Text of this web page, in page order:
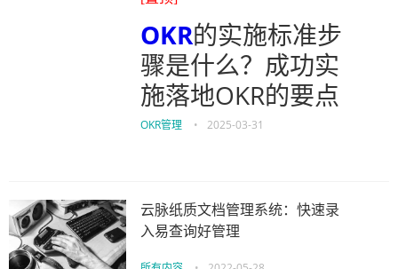
OKR的实施标准步
骤是什么？成功实
施落地OKR的要点
OKR管理 • 2025-03-31
云脉纸质文档管理系统：快速录
入易查询好管理